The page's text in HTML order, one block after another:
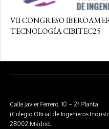
VII CONGRESO
TECNOLOGÍA CIBITEC25
Calle Javier Ferrero, 10 – 2ª Planta
(Colegio Oficial de Ingenieros
28002 Madrid.